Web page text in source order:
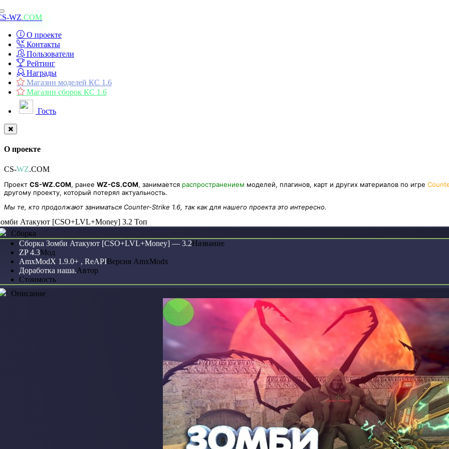
Toggle
navigation
WZ.COM
О проекте
Контакты
Пользователи
Рейтинг
Награды
Магазин моделей КС 1.6
Магазин сборок КС 1.6
Гость
О проекте
CS-WZ.COM
Проект CS-WZ.COM, ранее WZ-CS.COM, занимается распространением моделей, плагинов, карт и других материалов по игре
другому проекту, который потерял актуальность.
Мы те, кто продолжают заниматься Counter-Strike 1.6, так как для нашего проекта это интересно.
Атакуют [CSO+LVL+Money] 3.2 Топ
Сборка
Сборка Зомби Атакуют [CSO+LVL+Money] — 3.2Название
ZP 4.3Мод
AmxModX 1.9.0+ , ReAPIВерсия AmxModx
Доработка наша.Автор
Стоимость
Описание